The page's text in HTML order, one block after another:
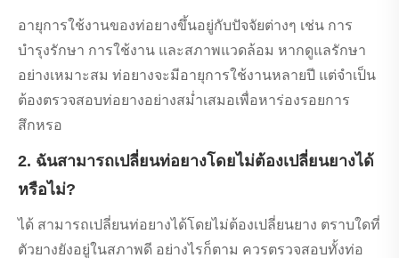
อายุการใช้งานของท่อยางขึ้นอยู่กับปัจจัยต่างๆ เช่น การ
บำรุงรักษา การใช้งาน และสภาพแวดล้อม หากดูแลรักษา
อย่างเหมาะสม ท่อยางจะมีอายุการใช้งานหลายปี แต่จำเป็น
ต้องตรวจสอบท่อยางอย่างสม่ำเสมอเพื่อหาร่องรอยการ
สึกหรอ
2. ฉันสามารถเปลี่ยนท่อยางโดยไม่ต้องเปลี่ยนยางได้
หรือไม่?
ได้ สามารถเปลี่ยนท่อยางได้โดยไม่ต้องเปลี่ยนยาง ตราบใดที่
ตัวยางยังอยู่ในสภาพดี อย่างไรก็ตาม ควรตรวจสอบทั้งท่อ